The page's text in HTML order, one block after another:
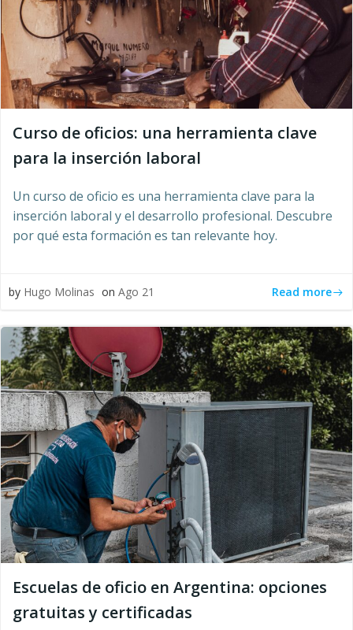
Curso de oficios: una herramienta clave
para la inserción laboral
Un curso de oficio es una herramienta clave para la
inserción laboral y el desarrollo profesional. Descubre
por qué esta formación es tan relevante hoy.
by Hugo Molinas on Ago 21 Read more
Escuelas de oficio en Argentina: opciones
gratuitas y certificadas